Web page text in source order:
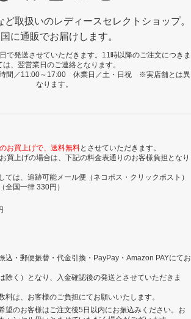
取扱いのレディースセレクトショップ。
に通販でお届けします。
で発送させていただきます。11時以降のご注文につきま
は、翌営業日のご連絡となります。
時間／11:00～17:00 休業日／土・日祝 ※実店舗とは異
なります。
お買上げで、送料無料とさせていただきます。
買上げの場合は、下記の料金表通りのお客様負担となり
は、追跡可能メール便（ネコポス・クリックポスト）
全国一律 330円）
込・郵便振替・代金引換・PayPay・Amazon PAYにてお
除く）となり、入金確認後の発送とさせていただきま
料は、お客様のご負担にてお願いいたします。
望のお客様はご注文後5日以内にお振込みください。お